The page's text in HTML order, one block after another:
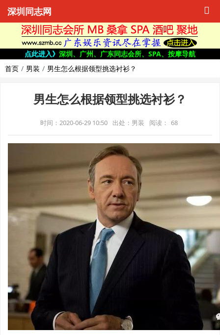
深圳同志网
点此进入》 深圳、广州、广东同志会所、SPA、按摩导航
首页
男装 男生怎么根据领型挑选衬衫？
男生怎么根据领型挑选衬衫？
时间：2020-06-29 10:50 出处：男装 阅读： 68